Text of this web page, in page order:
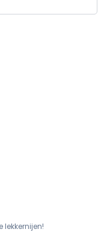
lekkernijen!